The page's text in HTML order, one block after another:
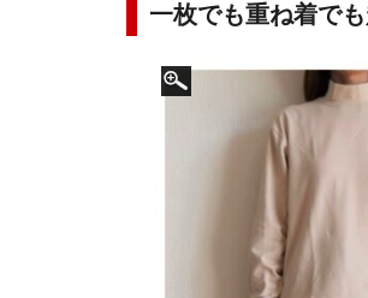
一枚でも重ね着で